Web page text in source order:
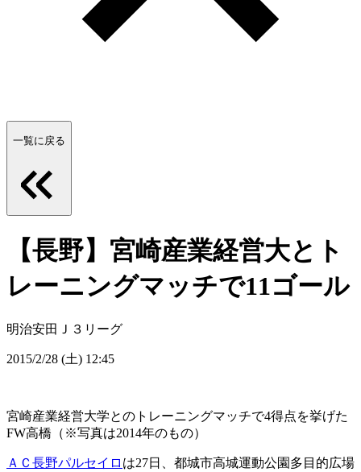
一覧に戻る
【長野】宮崎産業経営大とト
レーニングマッチで11ゴール
明治安田Ｊ３リーグ
2015/2/28 (土) 12:45
宮崎産業経営大学とのトレーニングマッチで4得点を挙げた
FW高橋（※写真は2014年のもの）
ＡＣ長野パルセイロ は27日、都城市高城運動公園多目的広場